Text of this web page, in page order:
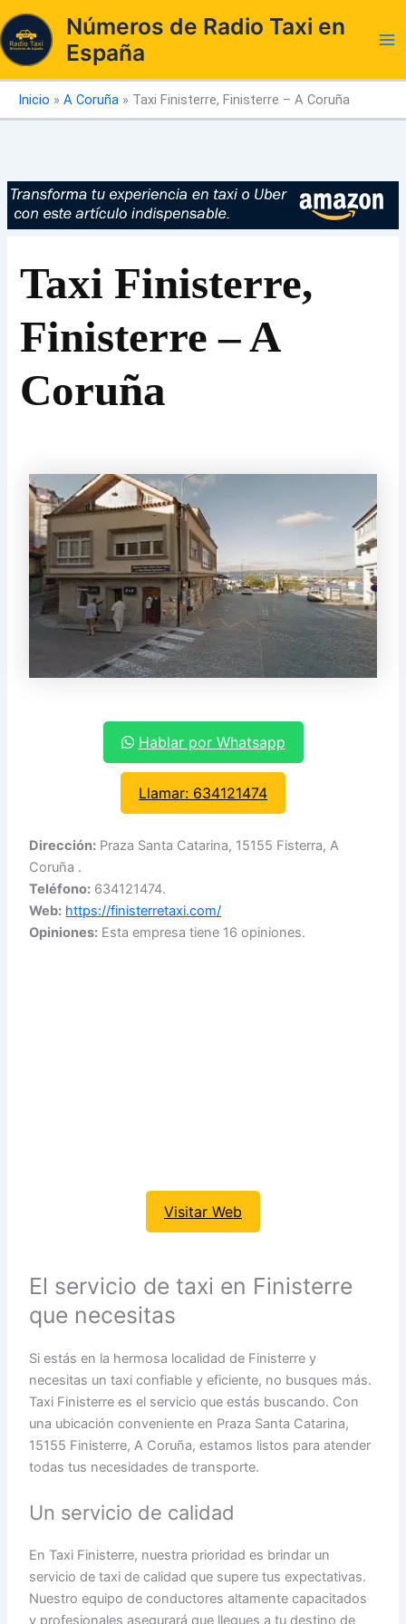
al
contenido
Números de Radio Taxi en
España
Inicio » A Coruña » Taxi Finisterre, Finisterre – A Coruña
Taxi Finisterre,
Finisterre – A
Coruña
Hablar por Whatsapp
Llamar: 634121474
Dirección: Praza Santa Catarina, 15155 Fisterra, A
Coruña .
Teléfono: 634121474.
Web: https://finisterretaxi.com/
Opiniones: Esta empresa tiene 16 opiniones.
Visitar Web
El servicio de taxi en Finisterre
que necesitas
Si estás en la hermosa localidad de Finisterre y
necesitas un taxi confiable y eficiente, no busques más.
Taxi Finisterre es el servicio que estás buscando. Con
una ubicación conveniente en Praza Santa Catarina,
15155 Finisterre, A Coruña, estamos listos para atender
todas tus necesidades de transporte.
Un servicio de calidad
En Taxi Finisterre, nuestra prioridad es brindar un
servicio de taxi de calidad que supere tus expectativas.
Nuestro equipo de conductores altamente capacitados
y profesionales asegurará que llegues a tu destino de